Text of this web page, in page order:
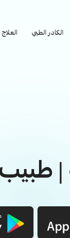
الكادر الطبي
|